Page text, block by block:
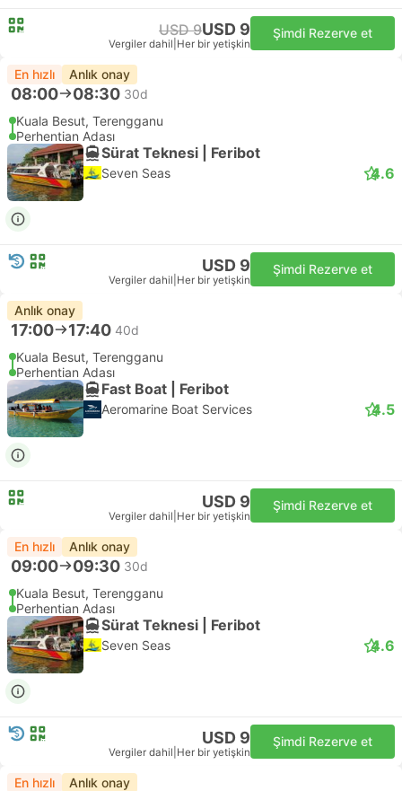
USD 9USD 9
Vergiler dahil Her bir yetişkin
Şimdi Rezerve et
En hızlı Anlık onay
08:00 08:30 30d
Kuala Besut, Terengganu
Perhentian Adası
Sürat Teknesi | Feribot
Seven Seas 4.6
USD 9
Vergiler dahil Her bir yetişkin
Şimdi Rezerve et
Anlık onay
17:00 17:40 40d
Kuala Besut, Terengganu
Perhentian Adası
Fast Boat | Feribot
Aeromarine Boat Services 4.5
USD 9
Vergiler dahil Her bir yetişkin
Şimdi Rezerve et
En hızlı Anlık onay
09:00 09:30 30d
Kuala Besut, Terengganu
Perhentian Adası
Sürat Teknesi | Feribot
Seven Seas 4.6
USD 9
Vergiler dahil Her bir yetişkin
Şimdi Rezerve et
En hızlı Anlık onay